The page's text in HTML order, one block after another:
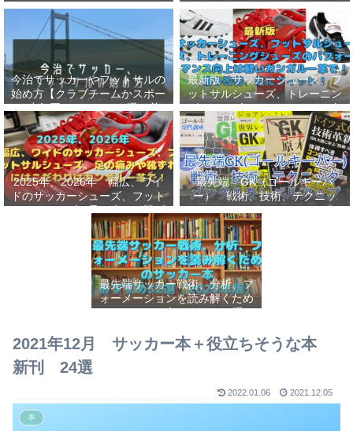
今治でサッカーやフットサルの
始め方【クラブチームかスポー
ツ少年団かスクールを選ぶ基
準】小学生、幼児（年長・年
中）、サッカー
最新版 サッカーシューズ、フ
ットサルシューズ、トレーニン
グシューズのパフォーマンス向
上は軽いカンガルー革で！痛み
改善、足にフィット！
2025年、2026年 幅広、ワイ
ドのサッカーシューズ、フット
サルシューズ、足の痛みや靴ず
れにはこだわりはカンガルー革
で！
最先端 GK（ゴールキーパ
ー） 戦術、技術、テクニッ
ク、メンタルをレベルアップし
世界基準へ 練習メニューなど
選手、指導者おすすめ本 11
選
最先端サッカー戦術、分析、フ
ォーメーションを読み解くため
のサッカー本おすすめ32選
2021年12月 サッカー本＋役立ちそうな本
新刊 24選
2022.01.06 2021.12.05
本